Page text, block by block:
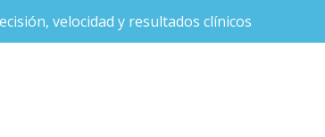
velocidad y resultados clínicos